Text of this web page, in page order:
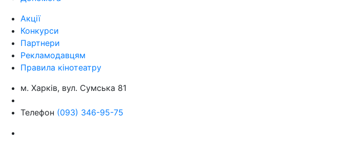
Акції
Конкурси
Партнери
Рекламодавцям
Правила кінотеатру
м. Харків, вул. Сумська 81
Телефон (093) 346-95-75